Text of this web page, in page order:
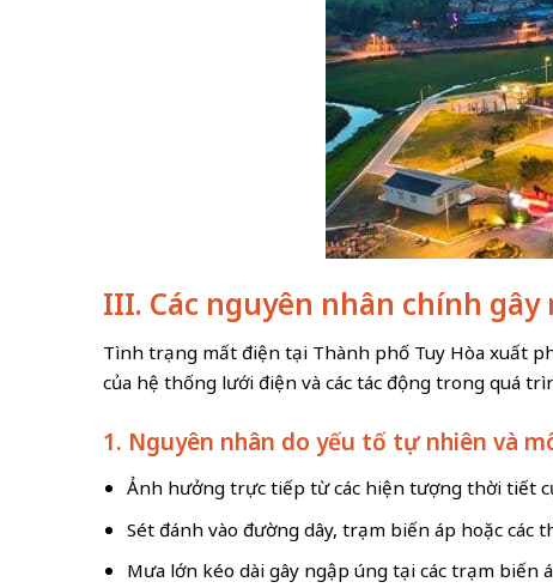
III. Các nguyên nhân chính
Tình trạng mất điện tại Thành phố Tuy Hòa xuất
của hệ thống lưới điện và các tác động trong quá
1. Nguyên nhân do yếu tố tự nhiên và
Ảnh hưởng trực tiếp từ các hiện tượng thời tiết
Sét đánh vào đường dây, trạm biến áp hoặc các
Mưa lớn kéo dài gây ngập úng tại các trạm